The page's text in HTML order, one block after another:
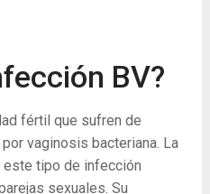
BV?
fértil que sufren de
vaginosis bacteriana. La
este tipo de infección
sexuales. Su